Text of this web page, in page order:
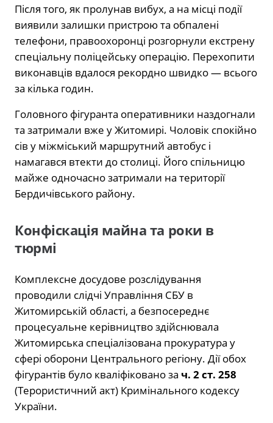
Після того, як пролунав вибух, а на місці події
виявили залишки пристрою та обпалені
телефони, правоохоронці розгорнули екстрену
спеціальну поліцейську операцію. Перехопити
виконавців вдалося рекордно швидко — всього
за кілька годин.
Головного фігуранта оперативники наздогнали
та затримали вже у Житомирі. Чоловік спокійно
сів у міжміський маршрутний автобус і
намагався втекти до столиці. Його спільницю
майже одночасно затримали на території
Бердичівського району.
Конфіскація майна та роки в
тюрмі
Комплексне досудове розслідування
проводили слідчі Управління СБУ в
Житомирській області, а безпосереднє
процесуальне керівництво здійснювала
Житомирська спеціалізована прокуратура у
сфері оборони Центрального регіону. Дії обох
фігурантів було кваліфіковано за ч. 2 ст. 258
(Терористичний акт) Кримінального кодексу
України.